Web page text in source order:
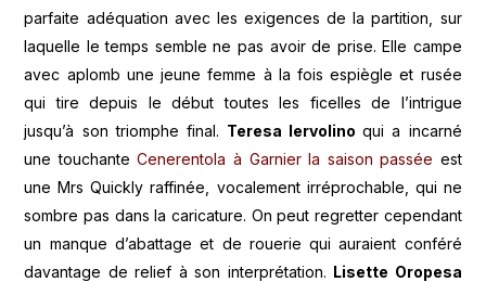
parfaite adéquation avec les exigences de la partition, sur
laquelle le temps semble ne pas avoir de prise. Elle campe
avec aplomb une jeune femme à la fois espiègle et rusée
qui tire depuis le début toutes les ficelles de l’intrigue
jusqu’à son triomphe final. Teresa Iervolinoqui a incarné
une touchanteCenerentola à Garnier la saison passée est
une Mrs Quickly raffinée, vocalement irréprochable, qui ne
sombre pas dans la caricature. On peut regretter cependant
un manque d’abattage et de rouerie qui auraient conféré
davantage de relief à son interprétation. Lisette Oropesa